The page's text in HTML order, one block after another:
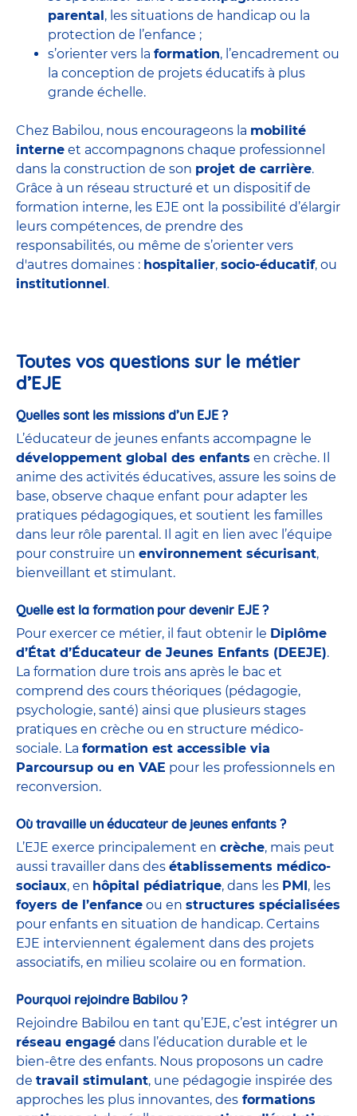
parental, les situations de handicap ou la
protection de l’enfance ;
s’orienter vers la formation, l’encadrement ou
la conception de projets éducatifs à plus
grande échelle.
Chez Babilou, nous encourageons la mobilité
interne et accompagnons chaque professionnel
dans la construction de son projet de carrière.
Grâce à un réseau structuré et un dispositif de
formation interne, les EJE ont la possibilité d’élargir
leurs compétences, de prendre des
responsabilités, ou même de s’orienter vers
d'autres domaines : hospitalier, socio-éducatif, ou
institutionnel.
Toutes vos questions sur le métier
d’EJE
Quelles sont les missions d’un EJE ?
L’éducateur de jeunes enfants accompagne le
développement global des enfants en crèche. Il
anime des activités éducatives, assure les soins de
base, observe chaque enfant pour adapter les
pratiques pédagogiques, et soutient les familles
dans leur rôle parental. Il agit en lien avec l’équipe
pour construire un environnement sécurisant,
bienveillant et stimulant.
Quelle est la formation pour devenir EJE ?
Pour exercer ce métier, il faut obtenir le Diplôme
d’État d’Éducateur de Jeunes Enfants (DEEJE).
La formation dure trois ans après le bac et
comprend des cours théoriques (pédagogie,
psychologie, santé) ainsi que plusieurs stages
pratiques en crèche ou en structure médico-
sociale. La formation est accessible via
Parcoursup ou en VAE pour les professionnels en
reconversion.
Où travaille un éducateur de jeunes enfants ?
L’EJE exerce principalement en crèche, mais peut
aussi travailler dans des établissements médico-
sociaux, en hôpital pédiatrique, dans les PMI, les
foyers de l’enfance ou en structures spécialisées
pour enfants en situation de handicap. Certains
EJE interviennent également dans des projets
associatifs, en milieu scolaire ou en formation.
Pourquoi rejoindre Babilou ?
Rejoindre Babilou en tant qu’EJE, c’est intégrer un
réseau engagé dans l’éducation durable et le
bien-être des enfants. Nous proposons un cadre
de travail stimulant, une pédagogie inspirée des
approches les plus innovantes, des formations